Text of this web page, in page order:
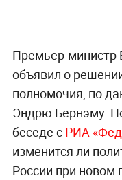
Премьер-министр
объявил о
полномочия, по
Эндрю Бёрнэму.
беседе с РИА
изменится ли
России при новом